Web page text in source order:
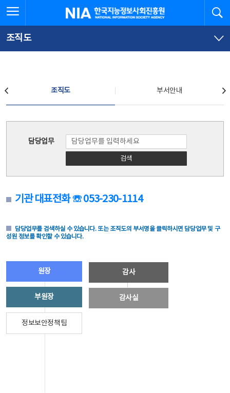
문
로
가
체
뉴
바
가
한국지능정보사회진흥원
조직도
조직도 부서안내
담당업무
검색
기관 대표전화 ☏ 053-230-1114
담당업무를 검색하실 수 있습니다. 또는 조직도의 부서명을 클릭하시면 담당업무 및 구
성원 정보를 확인할 수 있습니다.
원장
부원장
정보보안정책팀
감사
감사실